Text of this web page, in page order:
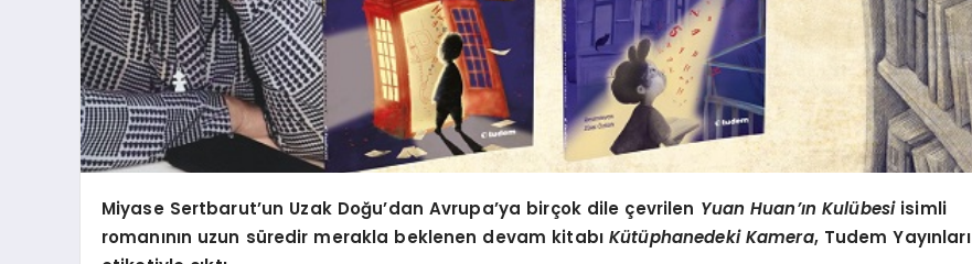
Miyase Sertbarut’un Uzak Doğu’dan Avrupa’ya birçok dile çevrilen Yuan Huan’ın Kulübesiisimli
romanının uzun süredir merakla beklenen devam kitabı Kütüphanedeki Kamera, Tudem Yayınları